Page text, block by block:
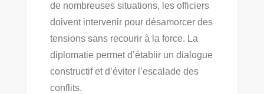
de nombreuses situations, les officiers
doivent intervenir pour désamorcer des
tensions sans recourir à la force. La
diplomatie permet d’établir un dialogue
constructif et d’éviter l’escalade des
conflits.